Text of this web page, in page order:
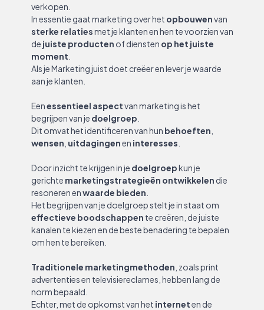
verkopen.
In essentie gaat marketing over het opbouwenvan
sterke relatiesmet je klanten en hen te voorzien van
de juiste producten of diensten op het juiste
moment
Als je Marketing juist doet creëer en lever je waarde
aan je klanten.
Eenessentieel aspectvan marketing is het
begrijpen van je doelgroep
Dit omvat het identificeren van hun behoeften
wensen uitdagingenen interesses
Door inzicht te krijgen in je doelgroepkun je
gerichte marketingstrategieën ontwikkelen die
resoneren enwaarde bieden
Het begrijpen van je doelgroep stelt je in staat om
effectieve boodschappen te creëren, de juiste
kanalen te kiezen en de beste benadering te bepalen
om hen te bereiken.
Traditionele marketingmethoden , zoals print
advertenties en televisiereclames, hebben lang de
norm bepaald.
Echter, met de opkomst van het interneten de